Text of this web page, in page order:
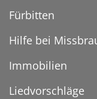
Fürbitten
Hilfe bei
Immobilien
Liedvorschläge